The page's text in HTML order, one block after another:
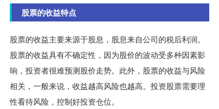
股票的收益特点
股票的收益主要来源于股息，股息来自公司的税后利润。
股票的收益具有不确定性，因为股价的波动受多种因素影
响，投资者很难预测股价走势。此外，股票的收益与风险
相关，一般来说，收益越高风险也越高。投资股票需要理
性看待风险，控制好投资仓位。